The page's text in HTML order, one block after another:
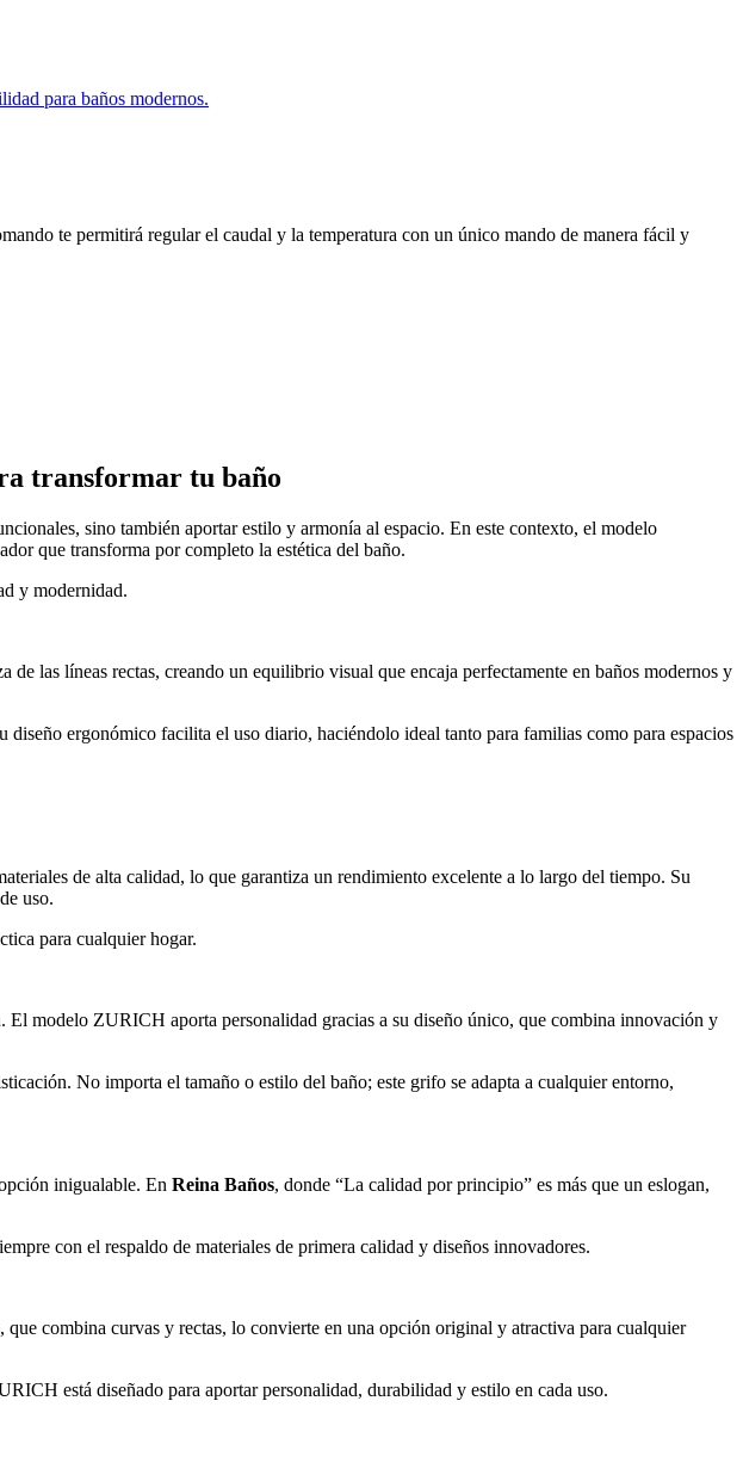
te permitirá regular el caudal y la temperatura con un único mando de manera fácil y
transformar tu baño
sino también aportar estilo y armonía al espacio. En este contexto, el modelo
que transforma por completo la estética del baño.
y modernidad.
las líneas rectas, creando un equilibrio visual que encaja perfectamente en baños modernos y
ergonómico facilita el uso diario, haciéndolo ideal tanto para familias como para espacios
de alta calidad, lo que garantiza un rendimiento excelente a lo largo del tiempo. Su
uso.
para cualquier hogar.
El modelo ZURICH aporta personalidad gracias a su diseño único, que combina innovación y
No importa el tamaño o estilo del baño; este grifo se adapta a cualquier entorno,
inigualable. En Reina Baños, donde “La calidad por principio” es más que un eslogan,
con el respaldo de materiales de primera calidad y diseños innovadores.
combina curvas y rectas, lo convierte en una opción original y atractiva para cualquier
está diseñado para aportar personalidad, durabilidad y estilo en cada uso.